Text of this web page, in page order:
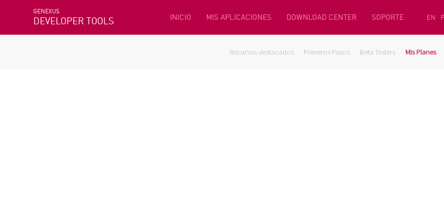
GENEXUS
DEVELOPER TOOLS INICIO MIS APLICACIONES DOWNLOAD CENTER SOPORTE EN
Recursos destacados Primeros Pasos Beta Testers Mis Planes